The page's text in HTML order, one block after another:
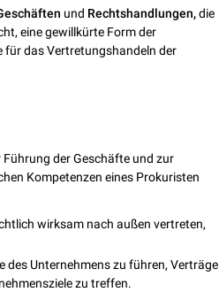
und Rechtshandlungen,die
eine gewillkürte Form der
für das Vertretungshandeln der
der Geschäfte und zur
Kompetenzen eines Prokuristen
wirksam nach außen vertreten,
des Unternehmens zu führen, Verträge
zu treffen.